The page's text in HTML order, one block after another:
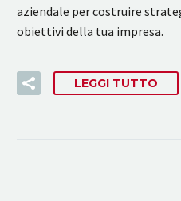
aziendale per costruire
obiettivi della tua impresa.
LEGGI TUTTO